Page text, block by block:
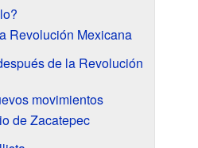
Revolución Mexicana
de la Revolución
movimientos
de Zacatepec